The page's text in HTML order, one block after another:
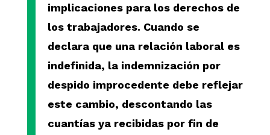
implicaciones para los derechos de
los trabajadores. Cuando se
declara que una relación laboral es
indefinida, la indemnización por
despido improcedente debe reflejar
este cambio, descontando las
cuantías ya recibidas por fin de